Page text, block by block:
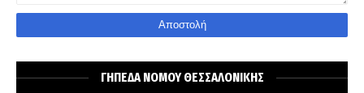
ΓΗΠΕΔΑ ΝΟΜΟΥ ΘΕΣΣΑΛΟΝΙΚΗΣ